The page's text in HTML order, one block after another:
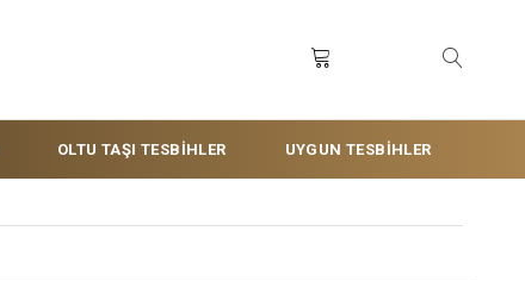
OLTU TAŞI TESBİHLER UYGUN TESBİHLER